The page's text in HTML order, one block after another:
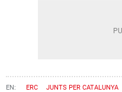
ERC JUNTS PER CATALUNYA